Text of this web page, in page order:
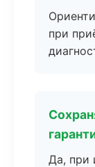
при
Да, при